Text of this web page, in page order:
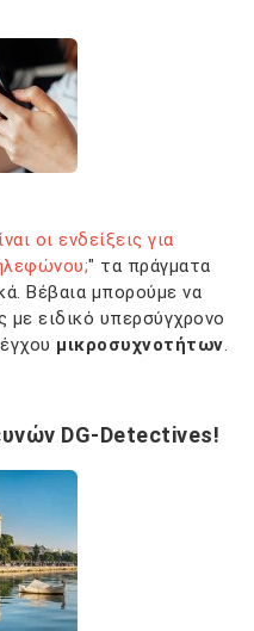
οι ενδείξεις για
" τα πράγματα
Βέβαια μπορούμε να
με ειδικό υπερσύγχρονο
μικροσυχνοτήτων.
DG-Detectives!